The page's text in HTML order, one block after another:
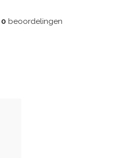
0 beoordelingen